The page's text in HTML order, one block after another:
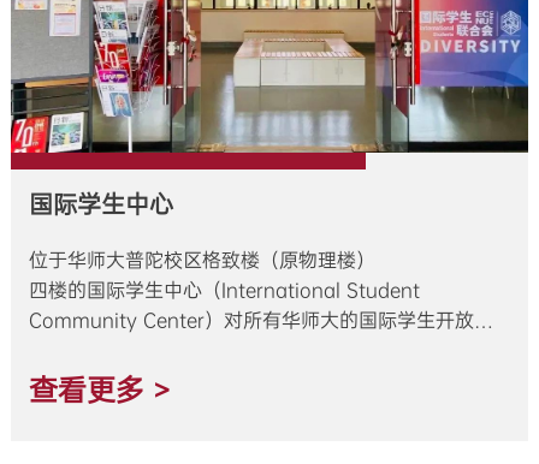
国际学生中心
位于华师大普陀校区格致楼（原物理楼）
四楼的国际学生中心（International Student
Community Center）对所有华师大的国际学生开放，
你可以在这里学习、与朋友社交，
甚至可以探索就业机会！
查看更多 >